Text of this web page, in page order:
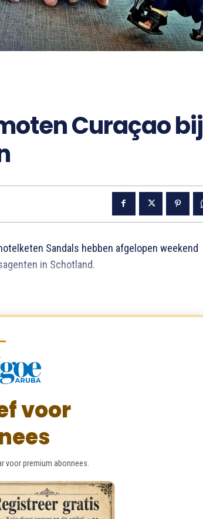
Curaçao bij
Sandals hebben afgelopen weekend
in Schotland.
voor
voor premium abonnees.